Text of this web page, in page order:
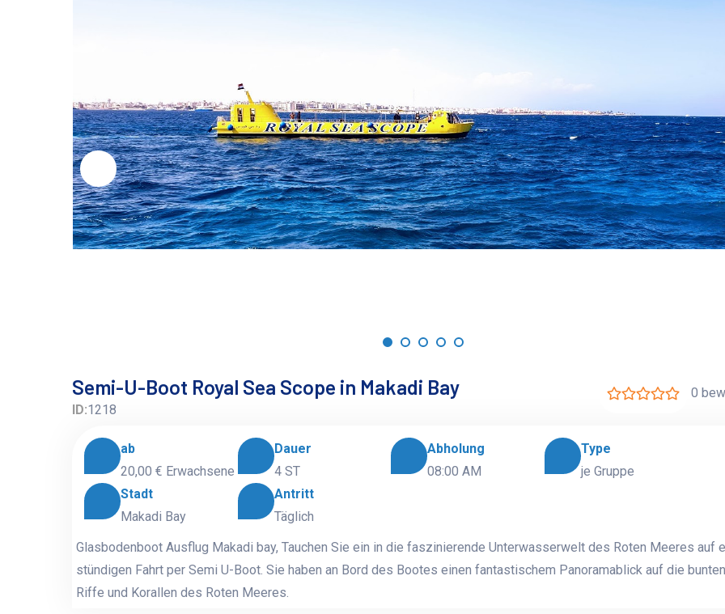
Semi-U-Boot Royal Sea Scope in Makadi Bay
ID:1218
0
ab
20,00 € Erwachsene
Dauer
4 ST
Abholung
08:00 AM
Type
je Gruppe
Stadt
Makadi Bay
Antritt
Täglich
Glasbodenboot Ausflug Makadi bay, Tauchen Sie ein in die faszinierende Unterwasserwelt des Roten Meeres auf
stündigen Fahrt per Semi U-Boot. Sie haben an Bord des Bootes einen fantastischem Panoramablick auf die
Riffe und Korallen des Roten Meeres.